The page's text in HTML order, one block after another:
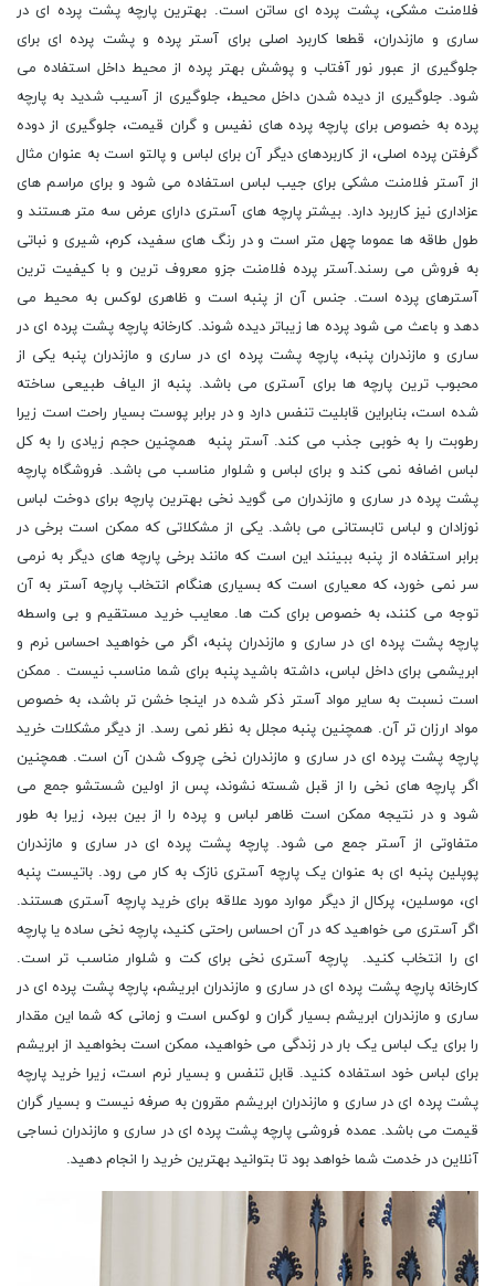
فلامنت مشکی، پشت پرده ای ساتن است. بهترین پارچه پشت پرده ای در
ساری و مازندران، قطعا کاربرد اصلی برای آستر پرده و پشت پرده ای برای
جلوگیری از عبور نور آفتاب و پوشش بهتر پرده از محیط داخل استفاده می
شود. جلوگیری از دیده شدن داخل محیط، جلوگیری از آسیب شدید به پارچه
پرده به خصوص برای پارچه پرده های نفیس و گران قیمت، جلوگیری از دوده
گرفتن پرده اصلی، از کاربردهای دیگر آن برای لباس و پالتو است به عنوان مثال
از آستر فلامنت مشکی برای جیب لباس استفاده می شود و برای مراسم های
عزاداری نیز کاربرد دارد. بیشتر پارچه های آستری دارای عرض سه متر هستند و
طول طاقه ها عموما چهل متر است و در رنگ های سفید، کرم، شیری و نباتی
به فروش می رسند.آستر پرده فلامنت جزو معروف ترین و با کیفیت ترین
آسترهای پرده است. جنس آن از پنبه است و ظاهری لوکس به محیط می
دهد و باعث می شود پرده ها زیباتر دیده شوند. کارخانه پارچه پشت پرده ای در
ساری و مازندران پنبه، پارچه پشت پرده ای در ساری و مازندران پنبه یکی از
محبوب ترین پارچه ها برای آستری می باشد. پنبه از الیاف طبیعی ساخته
شده است، بنابراین قابلیت تنفس دارد و در برابر پوست بسیار راحت است زیرا
رطوبت را به خوبی جذب می کند. آستر پنبه همچنین حجم زیادی را به کل
لباس اضافه نمی کند و برای لباس و شلوار مناسب می باشد. فروشگاه پارچه
پشت پرده در ساری و مازندران می گوید نخی بهترین پارچه برای دوخت لباس
نوزادان و لباس تابستانی می باشد. یکی از مشکلاتی که ممکن است برخی در
برابر استفاده از پنبه ببینند این است که مانند برخی پارچه های دیگر به نرمی
سر نمی خورد، که معیاری است که بسیاری هنگام انتخاب پارچه آستر به آن
توجه می کنند، به خصوص برای کت ها. معایب خرید مستقیم و بی واسطه
پارچه پشت پرده ای در ساری و مازندران پنبه، اگر می خواهید احساس نرم و
ابریشمی برای داخل لباس، داشته باشید پنبه برای شما مناسب نیست . ممکن
است نسبت به سایر مواد آستر ذکر شده در اینجا خشن تر باشد، به خصوص
مواد ارزان تر آن. همچنین پنبه مجلل به نظر نمی رسد. از دیگر مشکلات خرید
پارچه پشت پرده ای در ساری و مازندران نخی چروک شدن آن است. همچنین
اگر پارچه های نخی را از قبل شسته نشوند، پس از اولین شستشو جمع می
شود و در نتیجه ممکن است ظاهر لباس و پرده را از بین ببرد، زیرا به طور
متفاوتی از آستر جمع می شود. پارچه پشت پرده ای در ساری و مازندران
پوپلین پنبه ای به عنوان یک پارچه آستری نازک به کار می رود. باتیست پنبه
ای، موسلین، پرکال از دیگر موارد مورد علاقه برای خرید پارچه آستری هستند.
اگر آستری می خواهید که در آن احساس راحتی کنید، پارچه نخی ساده یا پارچه
ای را انتخاب کنید. پارچه آستری نخی برای کت و شلوار مناسب تر است.
کارخانه پارچه پشت پرده ای در ساری و مازندران ابریشم، پارچه پشت پرده ای در
ساری و مازندران ابریشم بسیار گران و لوکس است و زمانی که شما این مقدار
را برای یک لباس یک بار در زندگی می خواهید، ممکن است بخواهید از ابریشم
برای لباس خود استفاده کنید. قابل تنفس و بسیار نرم است، زیرا خرید پارچه
پشت پرده ای در ساری و مازندران ابریشم مقرون به صرفه نیست و بسیار گران
قیمت می باشد. عمده فروشی پارچه پشت پرده ای در ساری و مازندران نساجی
آنلاین در خدمت شما خواهد بود تا بتوانید بهترین خرید را انجام دهید.